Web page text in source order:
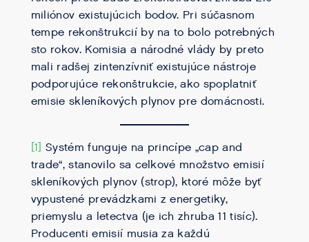
miliónov existujúcich bodov. Pri súčasnom
tempe rekonštrukcií by na to bolo potrebných
sto rokov. Komisia a národné vlády by preto
mali radšej zintenzívniť existujúce nástroje
podporujúce rekonštrukcie, ako spoplatniť
emisie skleníkových plynov pre domácnosti.
[1] Systém funguje na princípe „cap and
trade“, stanovilo sa celkové množstvo emisií
skleníkových plynov (strop), ktoré môže byť
vypustené prevádzkami z energetiky,
priemyslu a letectva (je ich zhruba 11 tisíc).
Producenti emisií musia za každú